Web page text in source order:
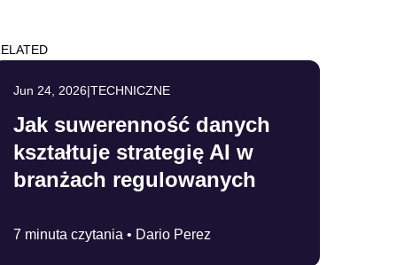
Jun 24, 2026|TECHNICZNE
Jak suwerenność danych
kształtuje strategię AI w
branżach regulowanych
7 minuta czytania • Dario Perez